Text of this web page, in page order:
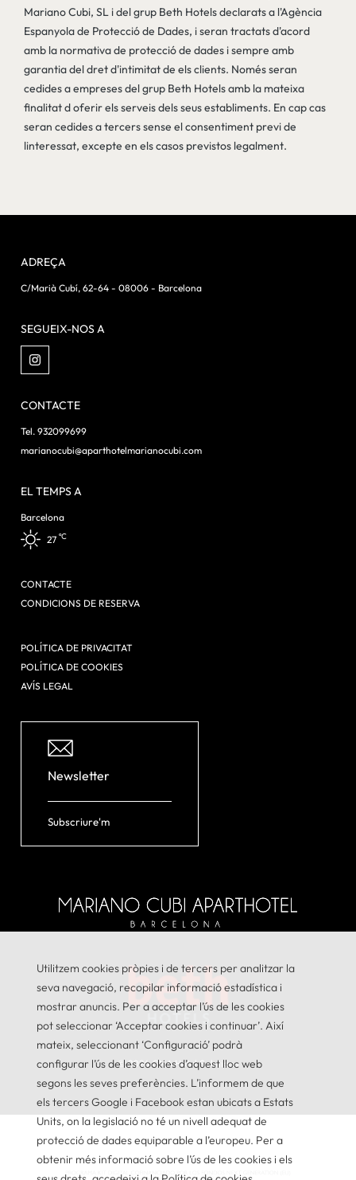
Mariano Cubi, SL i del grup Beth Hotels declarats a l'Agència
Espanyola de Protecció de Dades, i seran tractats d'acord
amb la normativa de protecció de dades i sempre amb
garantia del dret d'intimitat de els clients. Només seran
cedides a empreses del grup Beth Hotels amb la mateixa
finalitat d oferir els serveis dels seus establiments. En cap cas
seran cedides a tercers sense el consentiment previ de
linteressat, excepte en els casos previstos legalment.
ADREÇA
C/Marià Cubí, 62-64 - 08006 - Barcelona
SEGUEIX-NOS A
CONTACTE
Tel. 932099699
marianocubi@aparthotelmarianocubi.com
EL TEMPS A
Barcelona
27 ºC
CONTACTE
CONDICIONS DE RESERVA
POLÍTICA DE PRIVACITAT
POLÍTICA DE COOKIES
AVÍS LEGAL
Newsletter
Subscriure'm
© 2026GNA Hotel Solutions
Utilitzem cookies pròpies i de tercers per analitzar la
seva navegació, recopilar informació estadística i
mostrar anuncis. Per a acceptar l’ús de les cookies
pot seleccionar ‘Acceptar cookies i continuar’. Així
mateix, seleccionant ‘Configuració’ podrà
configurar l’ús de les cookies d’aquest lloc web
segons les seves preferències. L’informem de que
els tercers Google i Facebook estan ubicats a Estats
Units, on la legislació no té un nivell adequat de
protecció de dades equiparable a l’europeu. Per a
obtenir més informació sobre l’ús de les cookies i els